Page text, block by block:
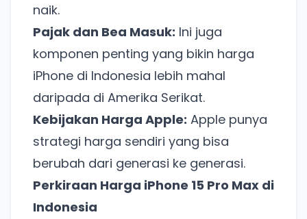
naik.
Pajak dan Bea Masuk: Ini juga
komponen penting yang bikin harga
iPhone di Indonesia lebih mahal
daripada di Amerika Serikat.
Kebijakan Harga Apple: Apple punya
strategi harga sendiri yang bisa
berubah dari generasi ke generasi.
Perkiraan Harga iPhone 15 Pro Max di
Indonesia